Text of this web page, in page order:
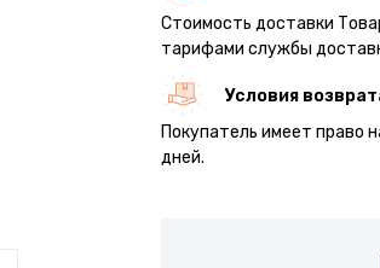
Стоимость доставки
тарифами службы
Условия
Покупатель имеет право
дней.